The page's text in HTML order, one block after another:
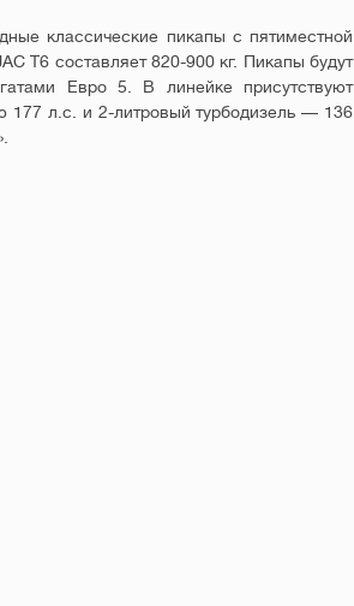
классические пикапы с пятиместной
T6 составляет 820-900 кг. Пикапы будут
Евро 5. В линейке присутствуют
177 л.с. и 2-литровый турбодизель — 136